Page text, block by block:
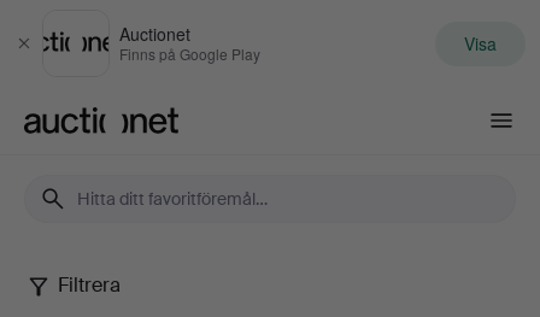
Stäng
Auctionet
Finns på Google Play Visa
Ljusstakar
Filtrera